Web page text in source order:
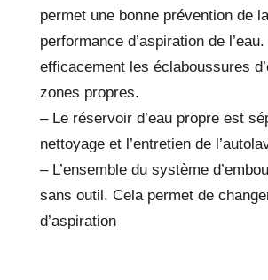
permet une bonne prévention de
performance d’aspiration de
efficacement les éclaboussures
zones propres.
– Le réservoir d’eau propre est
nettoyage et l’entretien de
– L’ensemble du système
sans outil. Cela permet de
d’aspiration